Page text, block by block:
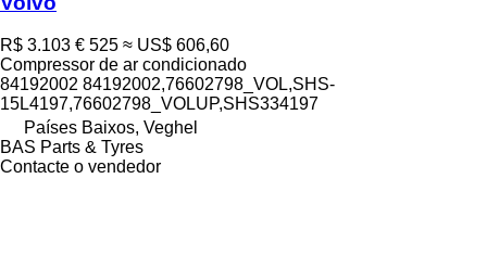
R$ 3.103 € 525 ≈ US$ 606,60
Compressor de ar condicionado
84192002 84192002,76602798_VOL,SHS-
15L4197,76602798_VOLUP,SHS334197
Países Baixos, Veghel
BAS Parts & Tyres
Contacte o vendedor